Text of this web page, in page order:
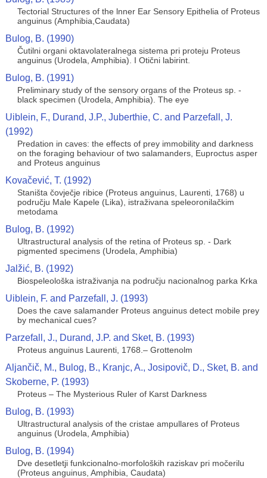
Tectorial Structures of the lnner Ear Sensory Epithelia of Proteus
anguinus (Amphibia,Caudata)
Bulog, B. (1990)
Čutilni organi oktavolateralnega sistema pri proteju Proteus
anguinus (Urodela, Amphibia). I Otični labirint.
Bulog, B. (1991)
Preliminary study of the sensory organs of the Proteus sp. -
black specimen (Urodela, Amphibia). The eye
Uiblein, F., Durand, J.P., Juberthie, C. and Parzefall, J.
(1992)
Predation in caves: the effects of prey immobility and darkness
on the foraging behaviour of two salamanders, Euproctus asper
and Proteus anguinus
Kovačević, T. (1992)
Staništa čovječje ribice (Proteus anguinus, Laurenti, 1768) u
području Male Kapele (Lika), istraživana speleoronilačkim
metodama
Bulog, B. (1992)
Ultrastructural analysis of the retina of Proteus sp. - Dark
pigmented specimens (Urodela, Amphibia)
Jalžić, B. (1992)
Biospeleološka istraživanja na području nacionalnog parka Krka
Uiblein, F. and Parzefall, J. (1993)
Does the cave salamander Proteus anguinus detect mobile prey
by mechanical cues?
Parzefall, J., Durand, J.P. and Sket, B. (1993)
Proteus anguinus Laurenti, 1768.– Grottenolm
Aljančič, M., Bulog, B., Kranjc, A., Josipovič, D., Sket, B. and
Skoberne, P. (1993)
Proteus – The Mysterious Ruler of Karst Darkness
Bulog, B. (1993)
Ultrastructural analysis of the cristae ampullares of Proteus
anguinus (Urodela, Amphibia)
Bulog, B. (1994)
Dve desetletji funkcionalno-morfoloških raziskav pri močerilu
(Proteus anguinus, Amphibia, Caudata)